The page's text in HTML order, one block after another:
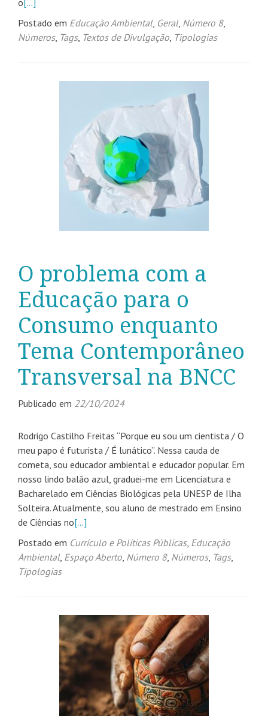
o[…]
Postado em Educação Ambiental, Geral, Número 8,
Números, Tags, Textos de Divulgação, Tipologias
O problema com a
Educação para o
Consumo enquanto
Tema Contemporâneo
Transversal na BNCC
Publicado em 22/10/2024
Rodrigo Castilho Freitas “Porque eu sou um cientista / O
meu papo é futurista / É lunático”. Nessa cauda de
cometa, sou educador ambiental e educador popular. Em
nosso lindo balão azul, graduei-me em Licenciatura e
Bacharelado em Ciências Biológicas pela UNESP de Ilha
Solteira. Atualmente, sou aluno de mestrado em Ensino
de Ciências no[…]
Postado em Currículo e Políticas Públicas, Educação
Ambiental, Espaço Aberto, Número 8, Números, Tags,
Tipologias